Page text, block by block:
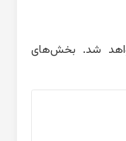
شد. بخش‌های